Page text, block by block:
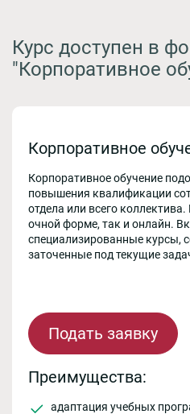
Курс доступен в
"Корпоративное
Корпоративное
Корпоративное обучение
повышения квалификации
отдела или всего
очной форме, так и онлайн.
специализированные курсы,
заточенные под текущие
Подать заявку
Преимущества:
адаптация учебных